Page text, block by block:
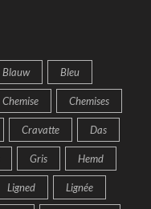
Blauw Bleu
Chemise Chemises
Cravatte Das
Gris Hemd
Ligned Lignée